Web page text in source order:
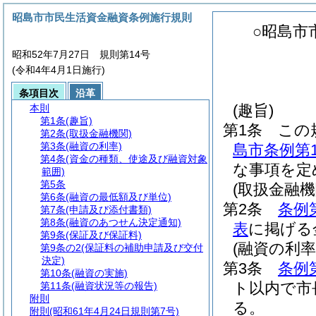
○昭島市
(趣旨)
第1条
この
島市条例第
な事項を
(取扱金融
第2条
条例
表に掲げ
(融資の利
第3条
条例
ト以内で
る。
昭島市市民生活資金融資条例施行規則
昭和52年7月27日 規則第14号
(令和4年4月1日施行)
条項目次
沿革
本則
第1条(趣旨)
第2条(取扱金融機関)
第3条(融資の利率)
第4条(資金の種類、使途及び融資対象
範囲)
第5条
第6条(融資の最低額及び単位)
第7条(申請及び添付書類)
第8条(融資のあつせん決定通知)
第9条(保証及び保証料)
第9条の2(保証料の補助申請及び交付
決定)
第10条(融資の実施)
第11条(融資状況等の報告)
附則
附則 (昭和61年4月24日規則第7号)